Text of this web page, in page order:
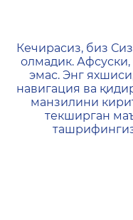
404 —
Кечирасиз, биз
олмадик.
эмас. Энг
навигация ва
манзилини
текширган